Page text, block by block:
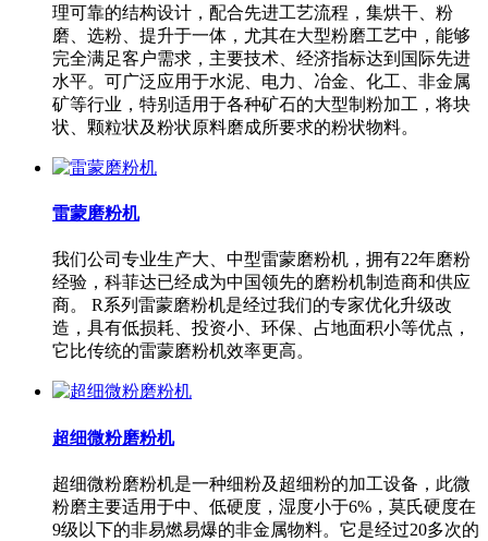
理可靠的结构设计，配合先进工艺流程，集烘干、粉
磨、选粉、提升于一体，尤其在大型粉磨工艺中，能够
完全满足客户需求，主要技术、经济指标达到国际先进
水平。可广泛应用于水泥、电力、冶金、化工、非金属
矿等行业，特别适用于各种矿石的大型制粉加工，将块
状、颗粒状及粉状原料磨成所要求的粉状物料。
雷蒙磨粉机
我们公司专业生产大、中型雷蒙磨粉机，拥有22年磨粉
经验，科菲达已经成为中国领先的磨粉机制造商和供应
商。 R系列雷蒙磨粉机是经过我们的专家优化升级改
造，具有低损耗、投资小、环保、占地面积小等优点，
它比传统的雷蒙磨粉机效率更高。
超细微粉磨粉机
超细微粉磨粉机是一种细粉及超细粉的加工设备，此微
粉磨主要适用于中、低硬度，湿度小于6%，莫氏硬度在
9级以下的非易燃易爆的非金属物料。它是经过20多次的